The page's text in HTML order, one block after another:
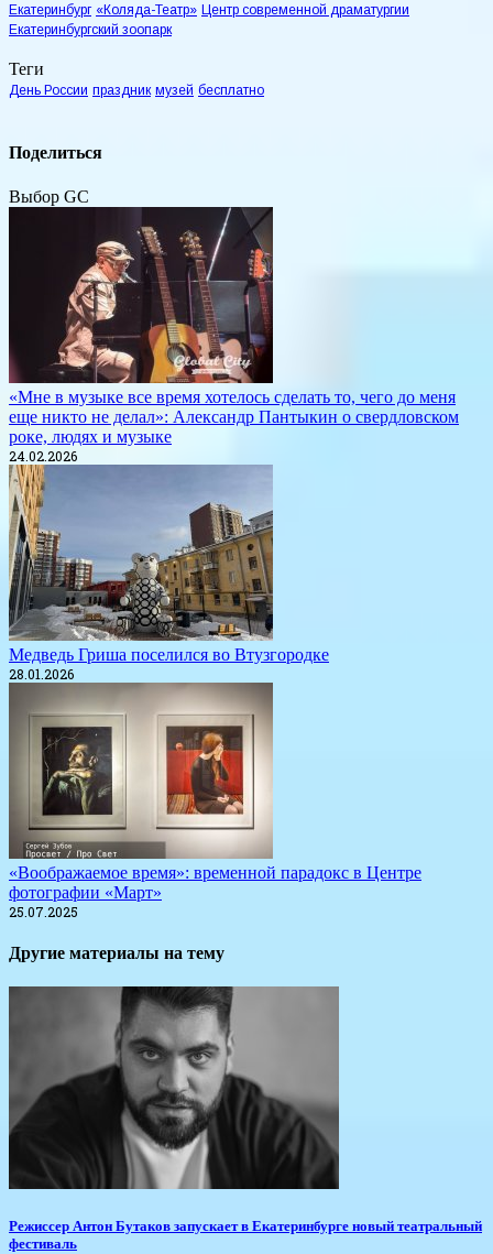
Екатеринбург «Коляда-Театр» Центр современной драматургии
Екатеринбургский зоопарк
Теги
День России праздник музей бесплатно
Поделиться
Выбор GC
«Мне в музыке все время хотелось сделать то, чего до меня
еще никто не делал»: Александр Пантыкин о свердловском
роке, людях и музыке
24.02.2026
Медведь Гриша поселился во Втузгородке
28.01.2026
«Воображаемое время»: временной парадокс в Центре
фотографии «Март»
25.07.2025
Другие материалы на тему
​Режиссер Антон Бутаков запускает в Екатеринбурге новый театральный
фестиваль